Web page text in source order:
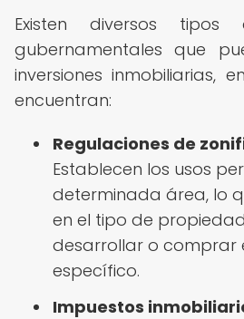
Existen diversos tipos
gubernamentales que
inversiones inmobiliarias,
encuentran:
Regulaciones de
Establecen los usos
determinada área, lo
en el tipo de
desarrollar o comprar
específico.
Impuestos